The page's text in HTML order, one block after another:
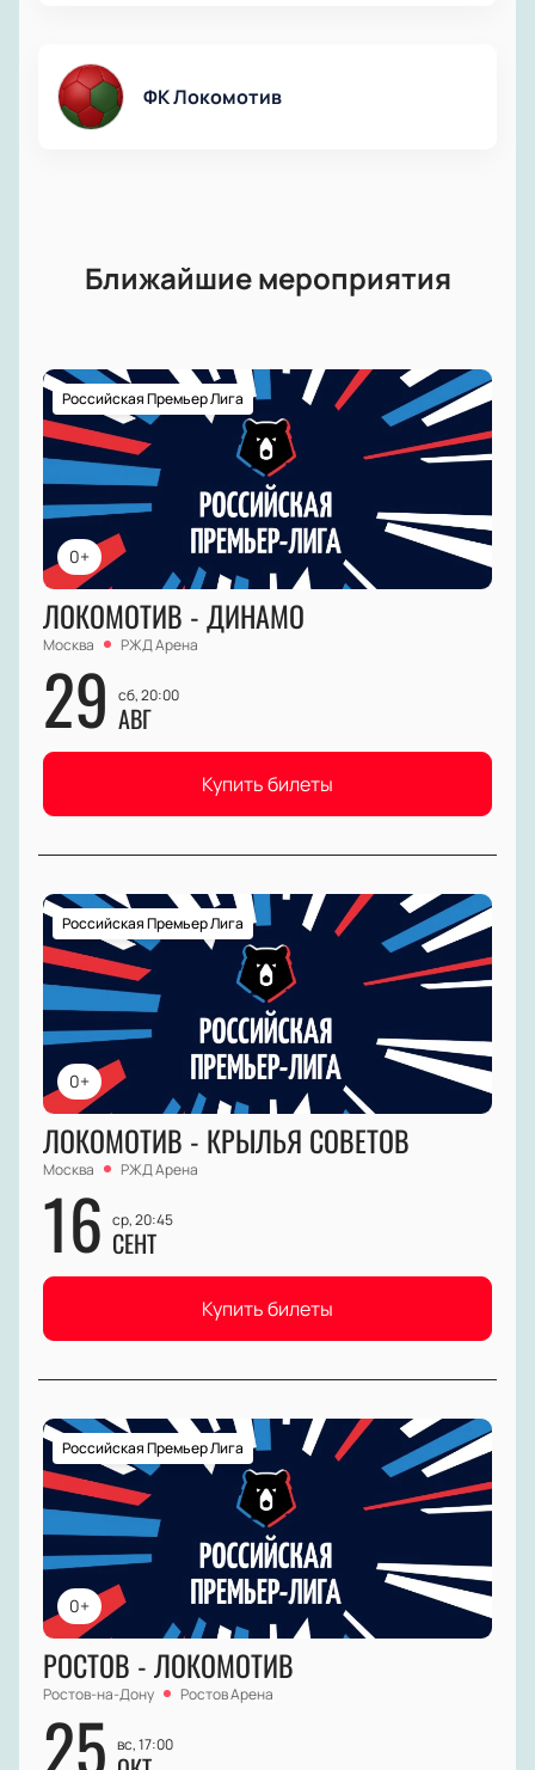
ФК Локомотив
Ближайшие мероприятия
0+
Российская Премьер Лига
ЛОКОМОТИВ - ДИНАМО
Москва РЖД Арена
29 сб, 20:00
АВГ
Купить билеты
0+
Российская Премьер Лига
ЛОКОМОТИВ - КРЫЛЬЯ СОВЕТОВ
Москва РЖД Арена
16 ср, 20:45
СЕНТ
Купить билеты
0+
Российская Премьер Лига
РОСТОВ - ЛОКОМОТИВ
Ростов-на-Дону Ростов Арена
25 вс, 17:00